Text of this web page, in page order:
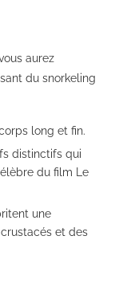
aurez
du snorkeling
long et fin.
distinctifs qui
du film Le
une
et des